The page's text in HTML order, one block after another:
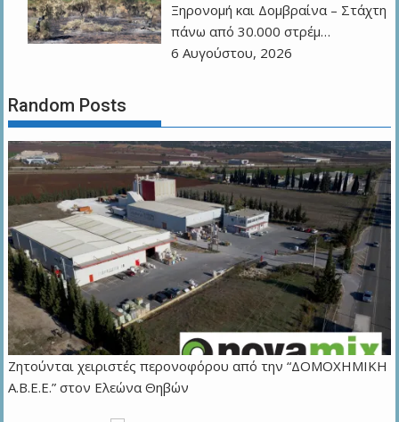
Ξηρονομή και Δομβραίνα – Στάχτη
πάνω από 30.000 στρέμ…
6 Αυγούστου, 2026
Random Posts
Ζητούνται χειριστές περονοφόρου από την “ΔΟΜΟΧΗΜΙΚΗ
Α.Β.Ε.Ε.” στον Ελεώνα Θηβών